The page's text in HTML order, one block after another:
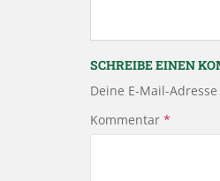
SCHREIBE EINEN
Deine E-Mail-
Kommentar *